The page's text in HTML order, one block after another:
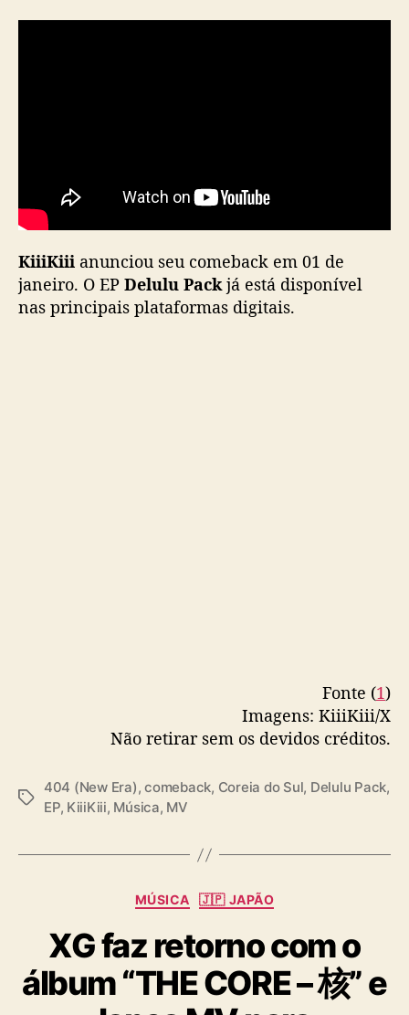
l
r
o
u
KiiiKiii anunciou seu comeback em 01 de
janeiro. O EP Delulu Packjá está disponível
nas principais plataformas digitais.
Fonte (1)
Imagens: KiiiKiii/X
Não retirar sem os devidos créditos.
T
s
404 (New Era),comeback, Coreia do Sul, Delulu Pack,
EP, KiiiKiii, Música, MV
C
t
e
g
o
MÚSICA 🇯🇵 JAPÃO
XG faz retorno com o
álbum “THE CORE – 核” e